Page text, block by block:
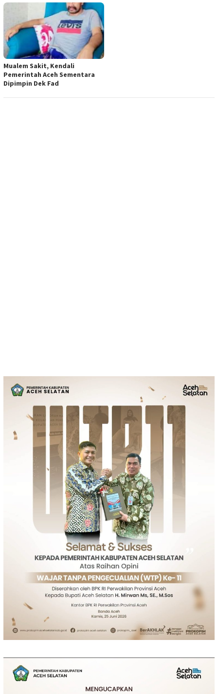
Mualem Sakit, Kendali
Pemerintah Aceh Sementara
Dipimpin Dek Fad